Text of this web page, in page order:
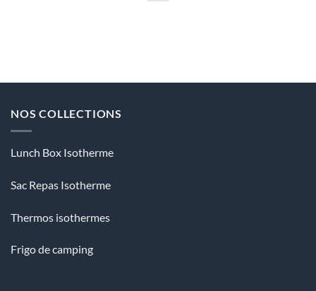
NOS COLLECTIONS
Lunch Box Isotherme
Sac Repas Isotherme
Thermos isothermes
Frigo de camping